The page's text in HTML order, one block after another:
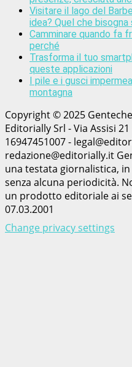
Visitare il lago del
idea? Quel che bisogna
Camminare quando fa
perché
Trasforma il tuo
queste applicazioni
I pile e i gusci
montagna
Copyright © 2025
Editorially Srl - Via Assisi
16947451007 -
redazione@editorially.it
una testata giornalistica,
senza alcuna periodicità.
un prodotto editoriale ai
07.03.2001
Change privacy settings